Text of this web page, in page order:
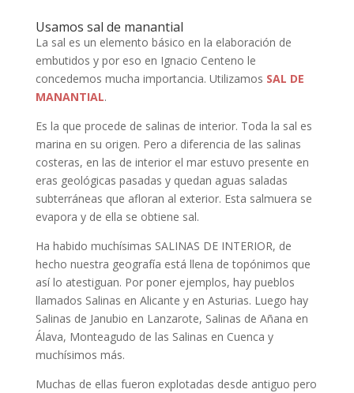
Usamos sal de manantial
La sal es un elemento básico en la elaboración de
embutidos y por eso en Ignacio Centeno le
concedemos mucha importancia. Utilizamos SAL DE
MANANTIAL.
Es la que procede de salinas de interior. Toda la sal es
marina en su origen. Pero a diferencia de las salinas
costeras, en las de interior el mar estuvo presente en
eras geológicas pasadas y quedan aguas saladas
subterráneas que afloran al exterior. Esta salmuera se
evapora y de ella se obtiene sal.
Ha habido muchísimas SALINAS DE INTERIOR, de
hecho nuestra geografía está llena de topónimos que
así lo atestiguan. Por poner ejemplos, hay pueblos
llamados Salinas en Alicante y en Asturias. Luego hay
Salinas de Janubio en Lanzarote, Salinas de Añana en
Álava, Monteagudo de las Salinas en Cuenca y
muchísimos más.
Muchas de ellas fueron explotadas desde antiguo pero